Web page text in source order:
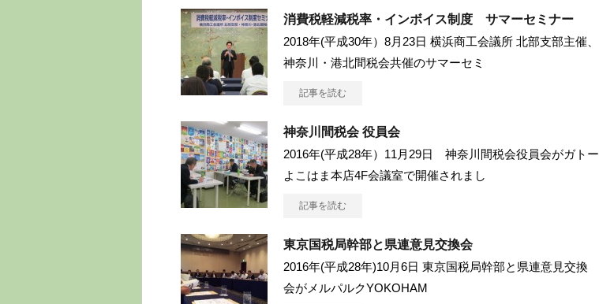
消費税軽減税率・インボイス制度 サマーセミナー
2018年(平成30年）8月23日 横浜商工会議所 北部支部主催、
神奈川・港北間税会共催のサマーセミ
記事を読む
神奈川間税会 役員会
2016年(平成28年）11月29日 神奈川間税会役員会がガトー
よこはま本店4F会議室で開催されまし
記事を読む
東京国税局幹部と県連意見交換会
2016年(平成28年)10月6日 東京国税局幹部と県連意見交換
会がメルパルクYOKOHAM